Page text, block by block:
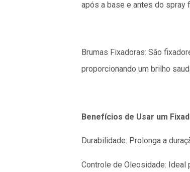
após a base e antes do spray
Brumas Fixadoras: São
proporcionando um brilho
Benefícios de Usar um
Durabilidade: Prolonga a
Controle de Oleosidade: Ideal